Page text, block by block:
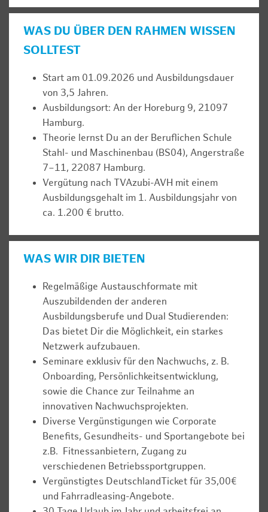
WAS DU ÜBER DEN RAHMEN WISSEN
SOLLTEST
Start am 01.09.2026 und Ausbildungsdauer
von 3,5 Jahren.
Ausbildungsort: An der Horeburg 9, 21097
Hamburg.
Theorie lernst Du an der Beruflichen Schule
Stahl- und Maschinenbau (BS04), Angerstraße
7–11, 22087 Hamburg.
Vergütung nach TVAzubi-AVH mit einem
Ausbildungsgehalt im 1. Ausbildungsjahr von
ca. 1.200 € brutto.
WAS WIR DIR BIETEN
Regelmäßige Austauschformate mit
Auszubildenden der anderen
Ausbildungsberufe und Dual Studierenden:
Das bietet Dir die Möglichkeit, ein starkes
Netzwerk aufzubauen.
Seminare exklusiv für den Nachwuchs, z. B.
Onboarding, Persönlichkeitsentwicklung,
sowie die Chance zur Teilnahme an
innovativen Nachwuchsprojekten.
Diverse Vergünstigungen wie Corporate
Benefits, Gesundheits- und Sportangebote bei
z.B. Fitnessanbietern, Zugang zu
verschiedenen Betriebssportgruppen.
Vergünstigtes DeutschlandTicket für 35,00€
und Fahrradleasing-Angebote.